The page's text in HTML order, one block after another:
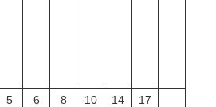
5 6 8 10 14 17